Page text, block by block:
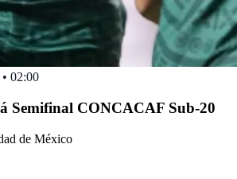
• 02:00
Semifinal CONCACAF Sub-20
de México